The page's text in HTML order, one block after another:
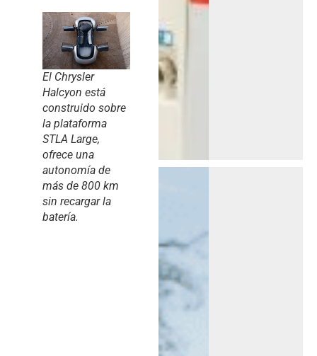
El Chrysler
Halcyon está
construido sobre
la plataforma
STLA Large,
ofrece una
autonomía de
más de 800 km
sin recargar la
batería.